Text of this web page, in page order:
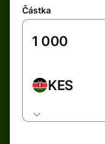
Částka
KES